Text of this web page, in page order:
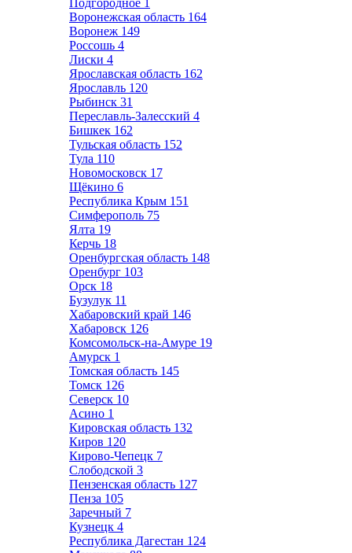
Подгородное 1
Воронежская область 164
Воронеж 149
Россошь 4
Лиски 4
Ярославская область 162
Ярославль 120
Рыбинск 31
Переславль-Залесский 4
Бишкек 162
Тульская область 152
Тула 110
Новомосковск 17
Щёкино 6
Республика Крым 151
Симферополь 75
Ялта 19
Керчь 18
Оренбургская область 148
Оренбург 103
Орск 18
Бузулук 11
Хабаровский край 146
Хабаровск 126
Комсомольск-на-Амуре 19
Амурск 1
Томская область 145
Томск 126
Северск 10
Асино 1
Кировская область 132
Киров 120
Кирово-Чепецк 7
Слободской 3
Пензенская область 127
Пенза 105
Заречный 7
Кузнецк 4
Республика Дагестан 124